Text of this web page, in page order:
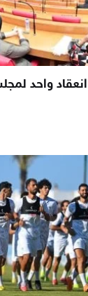
انعقاد واحد